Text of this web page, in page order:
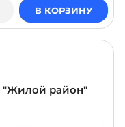
В КОРЗИНУ
"Жилой район"